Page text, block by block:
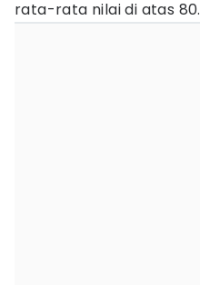
rata-rata nilai di atas 80.